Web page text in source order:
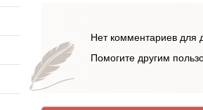
Нет комментариев для
Помогите другим